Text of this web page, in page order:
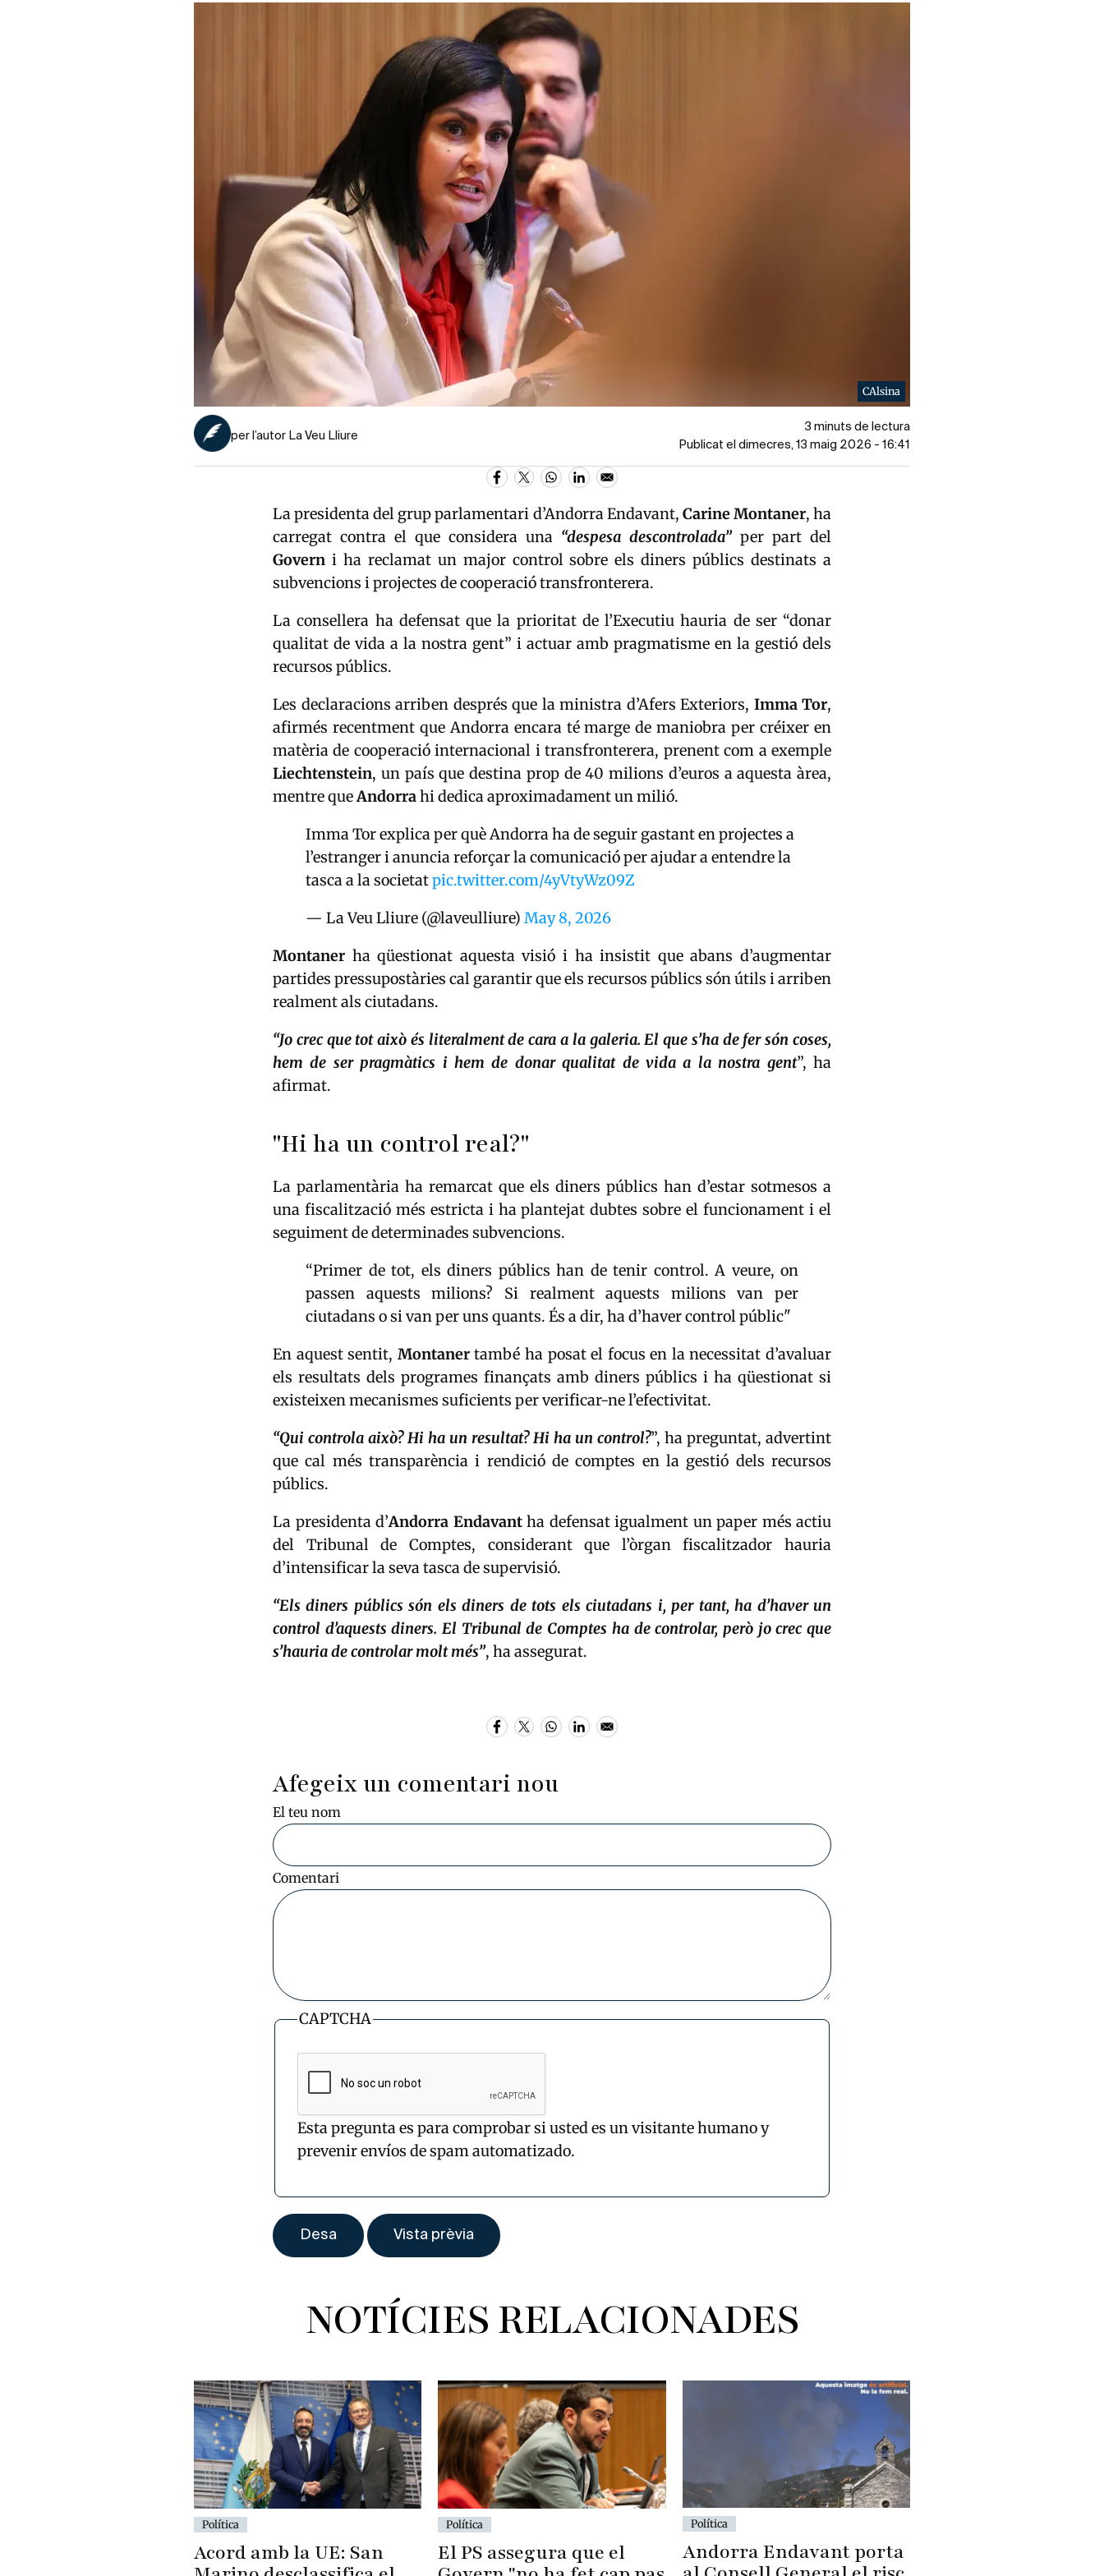
CAlsina
per l’autor La Veu Lliure
3 minuts de lectura
Publicat el dimecres, 13 maig 2026 - 16:41
La presidenta del grup parlamentari d’Andorra Endavant, Carine Montaner, ha
carregat contra el que considera una “despesa descontrolada” per part del
Govern i ha reclamat un major control sobre els diners públics destinats a
subvencions i projectes de cooperació transfronterera.
La consellera ha defensat que la prioritat de l’Executiu hauria de ser “donar
qualitat de vida a la nostra gent” i actuar amb pragmatisme en la gestió dels
recursos públics.
Les declaracions arriben després que la ministra d’Afers Exteriors, Imma Tor,
afirmés recentment que Andorra encara té marge de maniobra per créixer en
matèria de cooperació internacional i transfronterera, prenent com a exemple
Liechtenstein, un país que destina prop de 40 milions d’euros a aquesta àrea,
mentre queAndorrahi dedica aproximadament un milió.
Imma Tor explica per què Andorra ha de seguir gastant en projectes a
l’estranger i anuncia reforçar la comunicació per ajudar a entendre la
tasca a la societatpic.twitter.com/4yVtyWz09Z
— La Veu Lliure (@laveulliure) May 8, 2026
Montaner ha qüestionat aquesta visió i ha insistit que abans d’augmentar
partides pressupostàries cal garantir que els recursos públics són útils i arriben
realment als ciutadans.
“Jo crec que tot això és literalment de cara a la galeria. El que s’ha de fer són coses,
hem de ser pragmàtics i hem de donar qualitat de vida a la nostra gent”, ha
afirmat.
"Hi ha un control real?"
La parlamentària ha remarcat que els diners públics han d’estar sotmesos a
una fiscalització més estricta i ha plantejat dubtes sobre el funcionament i el
seguiment de determinades subvencions.
“Primer de tot, els diners públics han de tenir control. A veure, on
passen aquests milions? Si realment aquests milions van per
ciutadans o si van per uns quants. És a dir, ha d’haver control públic"
En aquest sentit, Montanertambé ha posat el focus en la necessitat d’avaluar
els resultats dels programes finançats amb diners públics i ha qüestionat si
existeixen mecanismes suficients per verificar-ne l’efectivitat.
“Qui controla això? Hi ha un resultat? Hi ha un control?”, ha preguntat, advertint
que cal més transparència i rendició de comptes en la gestió dels recursos
públics.
La presidenta d’Andorra Endavantha defensat igualment un paper més actiu
del Tribunal de Comptes, considerant que l’òrgan fiscalitzador hauria
d’intensificar la seva tasca de supervisió.
“Els diners públics són els diners de tots els ciutadans i, per tant, ha d’haver un
control d’aquests diners. El Tribunal de Comptes ha de controlar, però jo crec que
s’hauria de controlar molt més”, ha assegurat.
Afegeix un comentari nou
El teu nom
Comentari
CAPTCHA
Esta pregunta es para comprobar si usted es un visitante humano y
prevenir envíos de spam automatizado.
NOTÍCIES RELACIONADES
Política
Acord amb la UE: San
Política
El PS assegura que el
Política
Andorra Endavant porta